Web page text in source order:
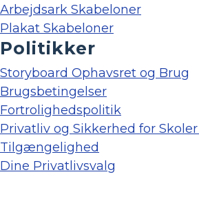
Arbejdsark Skabeloner
Plakat Skabeloner
Politikker
Storyboard Ophavsret og Brug
Brugsbetingelser
Fortrolighedspolitik
Privatliv og Sikkerhed for
Tilgængelighed
Dine Privatlivsvalg